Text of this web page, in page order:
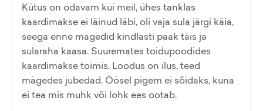
Kütus on odavam kui meil, ühes tanklas
kaardimakse ei läinud läbi, oli vaja sula järgi käia,
seega enne mägedid kindlasti paak täis ja
sularaha kaasa. Suuremates toidupoodides
kaardimakse toimis. Loodus on ilus, teed
mägedes jubedad. Öösel pigem ei sõidaks, kuna
ei tea mis muhk või lohk ees ootab.